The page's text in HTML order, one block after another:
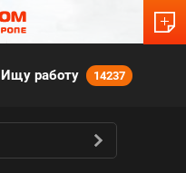
Ищу работу 14237